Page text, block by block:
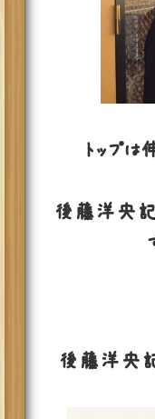
トップは
後藤洋央記
後藤洋央記